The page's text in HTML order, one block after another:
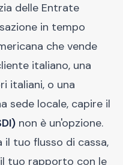
delle Entrate
in tempo
che vende
italiano, una
italiani, o una
sede locale, capire il
non è un'opzione.
il tuo flusso di cassa,
tuo rapporto con le